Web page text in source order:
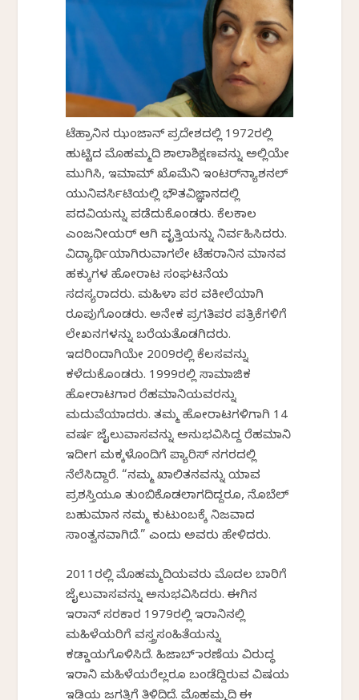
ಟೆಹ್ರಾನಿನ ಝಂಜಾನ್ ಪ್ರದೇಶದಲ್ಲಿ 1972ರಲ್ಲಿ
ಹುಟ್ಟಿದ ಮೊಹಮ್ಮದಿ ಶಾಲಾಶಿಕ್ಷಣವನ್ನು ಅಲ್ಲಿಯೇ
ಮುಗಿಸಿ, ಇಮಾಮ್ ಖೊಮೆನಿ ಇಂಟರ್‌ನ್ಯಾಶನಲ್
ಯುನಿವರ್ಸಿಟಿಯಲ್ಲಿ ಭೌತವಿಜ್ಞಾನದಲ್ಲಿ
ಪದವಿಯನ್ನು ಪಡೆದುಕೊಂಡರು. ಕೆಲಕಾಲ
ಎಂಜನೀಯರ್ ಆಗಿ ವೃತ್ತಿಯನ್ನು ನಿರ್ವಹಿಸಿದರು.
ವಿದ್ಯಾರ್ಥಿಯಾಗಿರುವಾಗಲೇ ಟೆಹರಾನಿನ ಮಾನವ
ಹಕ್ಕುಗಳ ಹೋರಾಟ ಸಂಘಟನೆಯ
ಸದಸ್ಯರಾದರು. ಮಹಿಳಾ ಪರ ವಕೀಲೆಯಾಗಿ
ರೂಪುಗೊಂಡರು. ಅನೇಕ ಪ್ರಗತಿಪರ ಪತ್ರಿಕೆಗಳಿಗೆ
ಲೇಖನಗಳನ್ನು ಬರೆಯತೊಡಗಿದರು.
ಇದರಿಂದಾಗಿಯೇ 2009ರಲ್ಲಿ ಕೆಲಸವನ್ನು
ಕಳೆದುಕೊಂಡರು. 1999ರಲ್ಲಿ ಸಾಮಾಜಿಕ
ಹೋರಾಟಗಾರ ರೆಹಮಾನಿಯವರನ್ನು
ಮದುವೆಯಾದರು. ತಮ್ಮ ಹೋರಾಟಗಳಿಗಾಗಿ 14
ವರ್ಷ ಜೈಲುವಾಸವನ್ನು ಅನುಭವಿಸಿದ್ದ ರೆಹಮಾನಿ
ಇದೀಗ ಮಕ್ಕಳೊಂದಿಗೆ ಪ್ಯಾರಿಸ್ ನಗರದಲ್ಲಿ
ನೆಲೆಸಿದ್ದಾರೆ. “ನಮ್ಮ ಖಾಲಿತನವನ್ನು ಯಾವ
ಪ್ರಶಸ್ತಿಯೂ ತುಂಬಿಕೊಡಲಾಗದಿದ್ದರೂ, ನೊಬೆಲ್
ಬಹುಮಾನ ನಮ್ಮ ಕುಟುಂಬಕ್ಕೆ ನಿಜವಾದ
ಸಾಂತ್ವನವಾಗಿದೆ.” ಎಂದು ಅವರು ಹೇಳಿದರು.
2011ರಲ್ಲಿ ಮೊಹಮ್ಮದಿಯವರು ಮೊದಲ ಬಾರಿಗೆ
ಜೈಲುವಾಸವನ್ನು ಅನುಭವಿಸಿದರು. ಈಗಿನ
ಇರಾನ್ ಸರಕಾರ 1979ರಲ್ಲಿ ಇರಾನಿನಲ್ಲಿ
ಮಹಿಳೆಯರಿಗೆ ವಸ್ತ್ರಸಂಹಿತೆಯನ್ನು
ಕಡ್ಡಾಯಗೊಳಿಸಿದೆ. ಹಿಜಾಬ್ ಧಾರಣೆಯ ವಿರುದ್ಧ
ಇರಾನಿ ಮಹಿಳೆಯರೆಲ್ಲರೂ ಬಂಡೆದ್ದಿರುವ ವಿಷಯ
ಇಡಿಯ ಜಗತ್ತಿಗೆ ತಿಳಿದಿದೆ. ಮೊಹಮ್ಮದಿ ಈ